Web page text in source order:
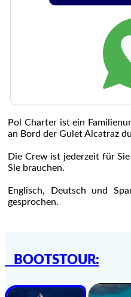
Pol Charter ist ein
an Bord der Gulet Alcatraz
Die Crew ist jederzeit für
Sie brauchen.
Englisch, Deutsch und
gesprochen.
BOOTSTOUR: